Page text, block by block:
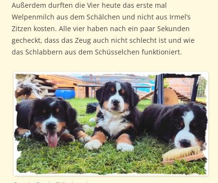
Außerdem durften die Vier heute das erste mal
Welpenmilch aus dem Schälchen und nicht aus Irmel’s
Zitzen kosten. Alle vier haben nach ein paar Sekunden
gecheckt, dass das Zeug auch nicht schlecht ist und wie
das Schlabbern aus dem Schüsselchen funktioniert.